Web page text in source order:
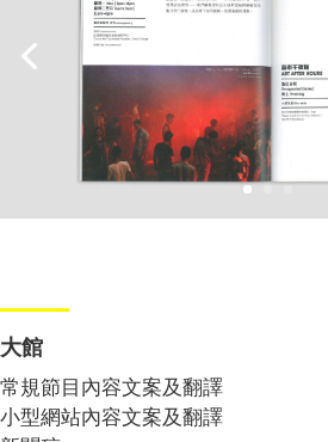
大館
常規節目內容文案及翻譯
小型網站內容文案及翻譯